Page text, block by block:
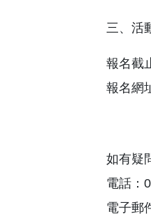
三、活
報名截
報名網
如有疑
電話：
電子郵